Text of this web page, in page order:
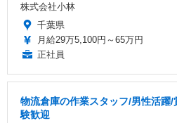
株式会社小林
千葉県
月給29万5,100円～65万円
正社員
物流倉庫の作業スタッフ/男性活躍
験歓迎